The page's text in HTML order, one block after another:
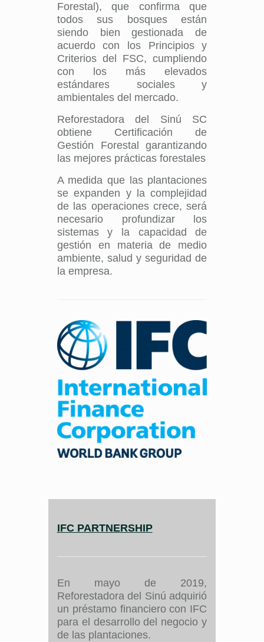
Forestal), que confirma que
todos sus bosques están
siendo bien gestionada de
acuerdo con los Principios y
Criterios del FSC, cumpliendo
con los más elevados
estándares sociales y
ambientales del mercado.
Reforestadora del Sinú SC
obtiene Certificación de
Gestión Forestal garantizando
las mejores prácticas forestales
A medida que las plantaciones
se expanden y la complejidad
de las operaciones crece, será
necesario profundizar los
sistemas y la capacidad de
gestión en materia de medio
ambiente, salud y seguridad de
la empresa.
IFC PARTNERSHIP
En mayo de 2019,
Reforestadora del Sinú adquirió
un préstamo financiero con IFC
para el desarrollo del negocio y
de las plantaciones.